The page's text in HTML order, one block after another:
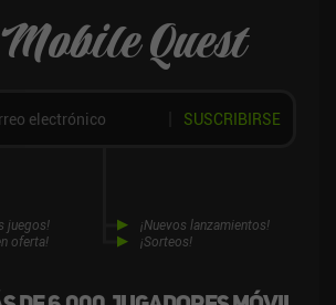
Quest
juegos!
oferta!
¡Nuevos lanzamientos!
¡Sorteos!
SUSCRIBIRSE